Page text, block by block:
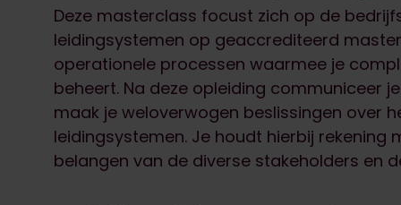
Deze masterclass focust zich op de
leidingsystemen op geaccrediteerd
operationele processen waarmee je
beheert. Na deze opleiding communiceer
maak je weloverwogen beslissingen over
leidingsystemen. Je houdt hierbij rekening
belangen van de diverse stakeholders en